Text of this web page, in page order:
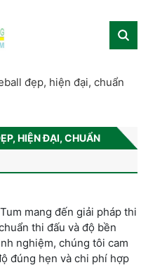
đẹp, hiện đại, chuẩn
HIỆN ĐẠI, CHUẨN
mang đến giải pháp thi
thi đấu và độ bền
nghiệm, chúng tôi cam
đúng hẹn và chi phí hợp